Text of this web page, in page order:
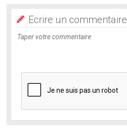
Ecrire un commentaire